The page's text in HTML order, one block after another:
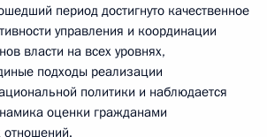
период достигнуто качественное
управления и координации
власти на всех уровнях,
подходы реализации
политики и наблюдается
оценки гражданами